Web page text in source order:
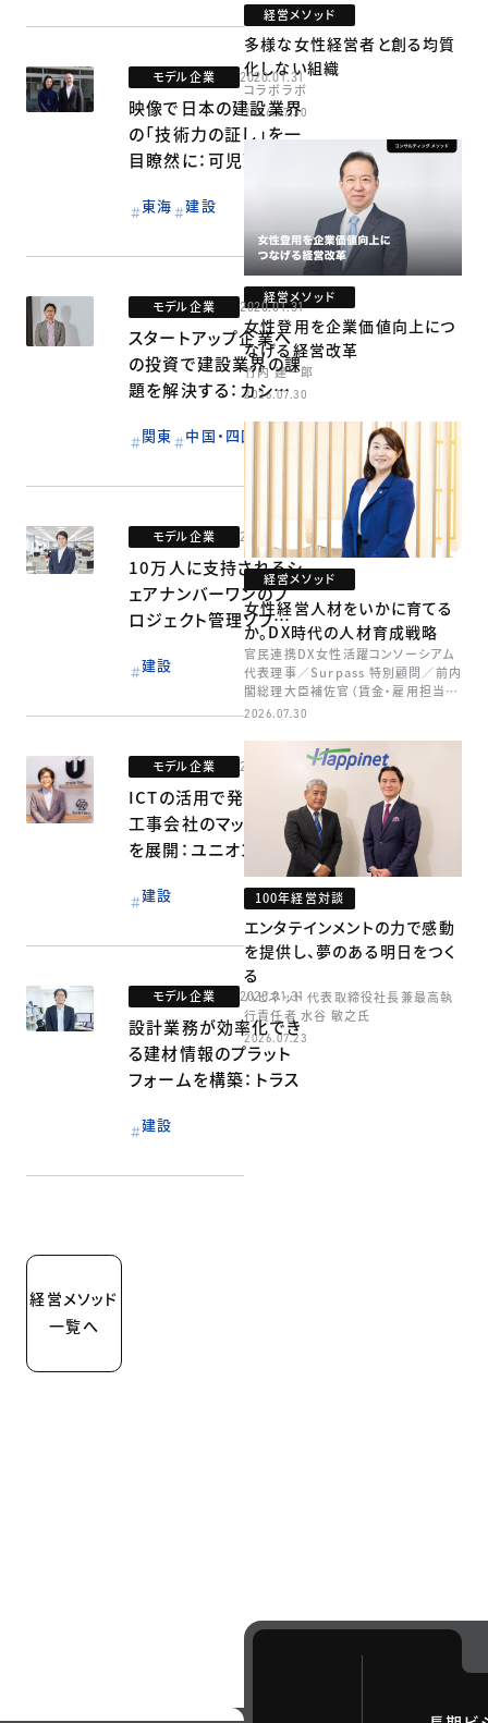
モデル企業 2020.01.31
映像で日本の建設業界
の「技術力の証し」を一
目瞭然に：可児建設
東海 建設
モデル企業 2020.01.31
スタートアップ企業へ
の投資で建設業界の課
題を解決する：カシワ
関東 中国・四国
モデル企業 2020.01.31
10万人に支持されるシ
ェアナンバーワンのプ
ロジェクト管理ソフトウ
建設
モデル企業 2020.01.31
ICTの活用で発注主と
工事会社のマッチング
を展開：ユニオンテック
建設
モデル企業 2020.01.31
設計業務が効率化でき
る建材情報のプラット
フォームを構築：トラス
建設
経営メソッド
一覧へ
経営メソッド
多様な女性経営者と創る均質
化しない組織
コラボラボ
2026.07.30
経営メソッド
女性登用を企業価値向上につ
なげる経営改革
竹内 建一郎
2026.07.30
経営メソッド
女性経営人材をいかに育てる
か。DX時代の人材育成戦略
官民連携DX女性活躍コンソーシアム
代表理事／Surpass 特別顧問／前内
閣総理大臣補佐官（賃金・雇用担当）
矢田 稚子
2026.07.30
100年経営対談
エンタテインメントの力で感動
を提供し、夢のある明日をつく
る
ハピネット 代表取締役社長兼最高執
行責任者 水谷 敏之氏
2026.07.23